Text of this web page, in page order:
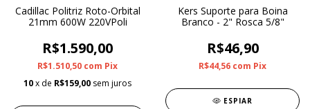
Cadillac Politriz Roto-Orbital
21mm 600W 220VPoli
R$1.590,00
R$1.510,50 com Pix
10x de R$159,00 sem juros
Kers Suporte para Boina
Branco - 2" Rosca 5/8"
R$46,90
R$44,56 com Pix
ESPIAR